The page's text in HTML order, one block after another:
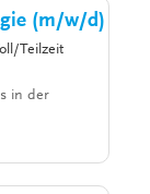
(m/w/d)
Teilzeit
in der